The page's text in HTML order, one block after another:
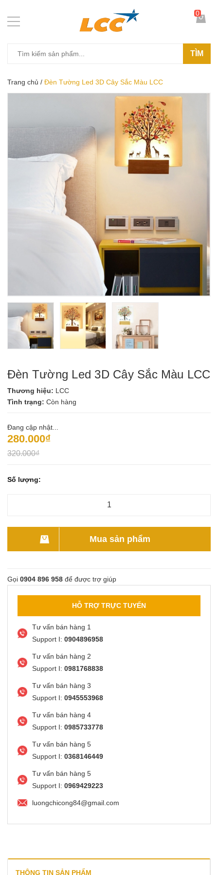
TÌM
0
Trang chủ / Đèn Tường Led 3D Cây Sắc Màu LCC
Đèn Tường Led 3D Cây Sắc Màu LCC
Thương hiệu: LCC
Tình trạng: Còn hàng
Đang cập nhật...
280.000₫
320.000₫
Số lượng:
Mua sản phẩm
Gọi 0904 896 958 để được trợ giúp
HỖ TRỢ TRỰC TUYẾN
Tư vấn bán hàng 1
Support I: 0904896958
Tư vấn bán hàng 2
Support I: 0981768838
Tư vấn bán hàng 3
Support I: 0945553968
Tư vấn bán hàng 4
Support I: 0985733778
Tư vấn bán hàng 5
Support I: 0368146449
Tư vấn bán hàng 5
Support I: 0969429223
luongchicong84@gmail.com
THÔNG TIN SẢN PHẨM